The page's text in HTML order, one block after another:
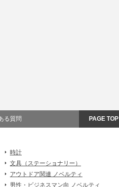
る質問 PAGE TOP
時計
文具（ステーショナリー）
アウトドア関連 ノベルティ
男性・ビジネスマン向 ノベルティ